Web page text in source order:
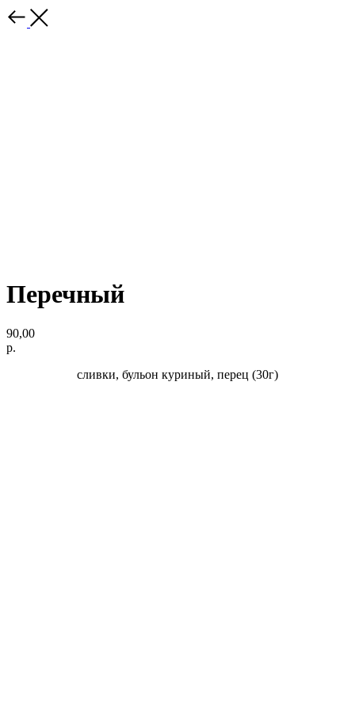
Перечный
90,00
р.
сливки, бульон куриный, перец (30г)